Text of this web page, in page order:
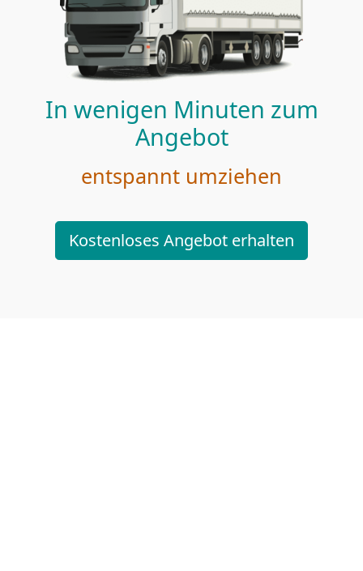
In wenigen Minuten zum
Angebot
entspannt umziehen
Kostenloses Angebot erhalten